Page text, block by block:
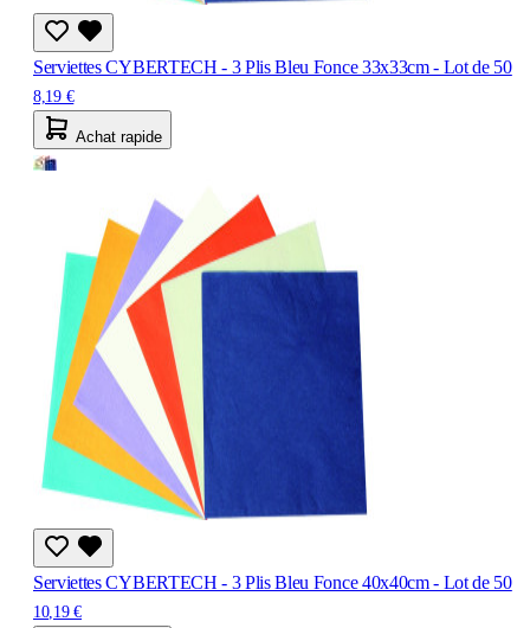
Serviettes CYBERTECH - 3 Plis Bleu Fonce 33x33cm - Lot de 50
8,19 €
Achat rapide
Serviettes CYBERTECH - 3 Plis Bleu Fonce 40x40cm - Lot de 50
10,19 €